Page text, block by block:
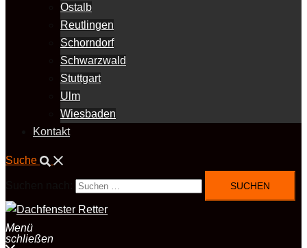
Ostalb
Reutlingen
Schorndorf
Schwarzwald
Stuttgart
Ulm
Wiesbaden
Kontakt
Suche
Menü
schließen